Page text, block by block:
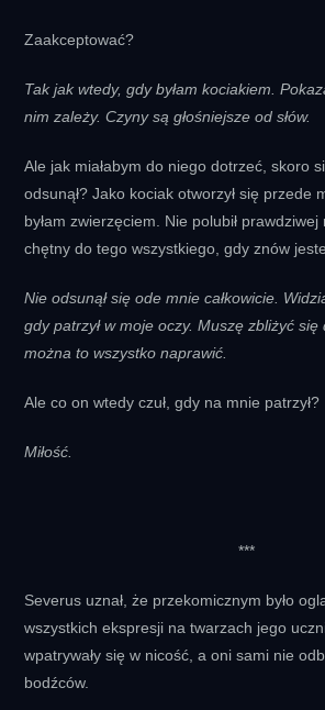
Zaakceptować?
Tak jak wtedy, gdy byłam kociakiem.
nim zależy. Czyny są głośniejsze od słów.
Ale jak miałabym do niego dotrzeć, skoro
odsunął? Jako kociak otworzył się przede
byłam zwierzęciem. Nie polubił
chętny do tego wszystkiego, gdy znów
Nie odsunął się ode mnie całkowicie.
gdy patrzył w moje oczy. Muszę zbliżyć
można to wszystko naprawić.
Ale co on wtedy czuł, gdy na mnie patrzył?
Miłość.
***
Severus uznał, że przekomicznym było
wszystkich ekspresji na twarzach jego
wpatrywały się w nicość, a oni sami nie
bodźców.